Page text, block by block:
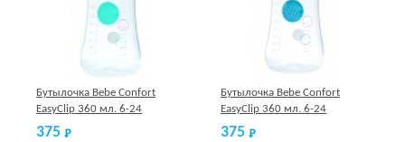
Бутылочка Bebe Confort
EasyClip 360 мл. 6-24
мес.белая, силикон, S2
375
Бутылочка Bebe Confort
EasyClip 360 мл. 6-24
мес.голубая, силикон, S2
375